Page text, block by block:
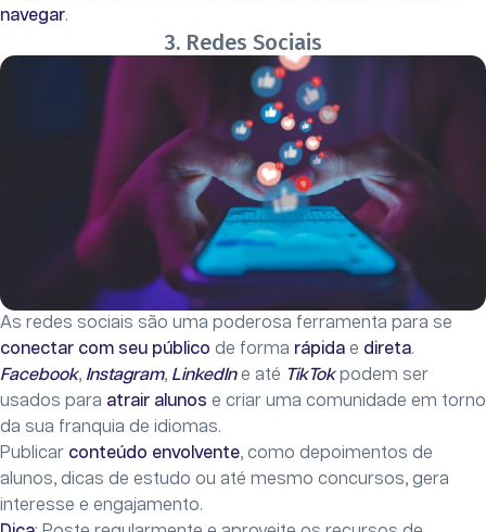
navegar.
3. Redes Sociais
As redes sociais são uma poderosa ferramenta para se
conectar com seu público de forma rápida e direta.
Facebook, Instagram, LinkedIne até TikTokpodem ser
usados para atrair alunos e criar uma comunidade em torno
da sua franquia de idiomas.
Publicar conteúdo envolvente, como depoimentos de
alunos, dicas de estudo ou até mesmo concursos, gera
interesse e engajamento.